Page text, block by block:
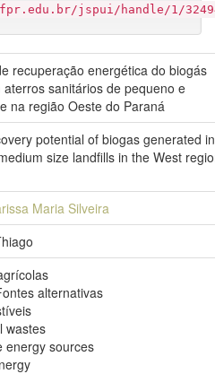
jspui/handle/1/
recuperação energética do biogás
sanitários de pequeno e
na região Oeste do Paraná
potential of biogas generated in
size landfills in the West
Maria Silveira
alternativas
wastes
energy sources